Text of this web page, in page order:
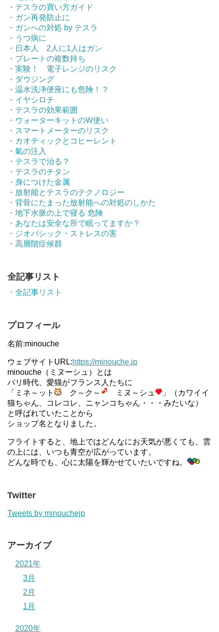
・テスラの買い方ガイド
・ガン再発防止に
・ガンへの対処 by テスラ
・うつ病に
・日本人 2人に1人はガン
・プレートの複数持ち
・実験！ 電子レンジのリスク
・ダウジング
・温水洗浄便座にも危険！？
・イヤシロチ
・テスラの効果範囲
・ウォーターキットのW使い
・スマートメーターのリスク
・カオティックとコヒーレント
・氣の注入
・テスラで治る？
・テスラのチタン
・身につけた金属
・放射能とテスラのテクノロジー
・背骨にたまった放射能への対処のしかた
・地下水脈の上で寝る 危険
・あなたは安全な所で眠ってますか？
・ジオパシック・ストレスの害
・高層階症候群
全記事リスト
・全記事リスト
プロフィール
名前:minouche
ウェブサイトURL:https://minouche.jp
minouche（ミヌーシュ）とは
パリ時代、愛猫がフランス人たちに
「ミネ～ット
ク～ク～ ミヌ～シュ
」（カワイイ
猫ちゃん、コレコレ、ニャンコちゃん・・・みたいな）
と呼ばれていたことから
ショップ名となりました。
フライトすると、地上ではどんなにお天気が悪くても、雲
の上には、いつも青空が広がっています。
どんな時でも、心に太陽を輝かせていたいですね。
Twitter
Tweets by minouchejp
アーカイブ
2021年
3月
2月
1月
2020年